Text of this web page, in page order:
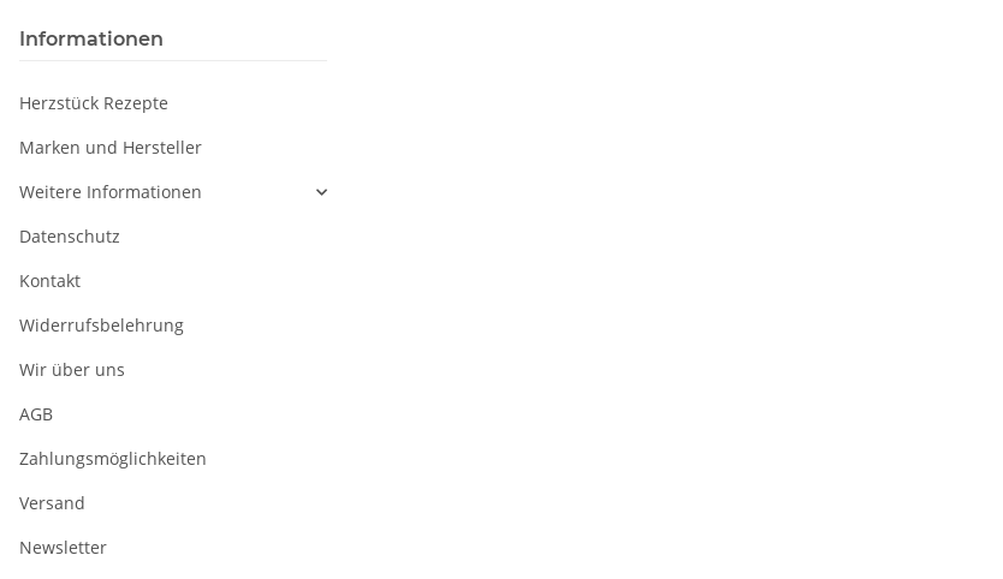
Informationen
Herzstück Rezepte
Marken und Hersteller
Weitere Informationen
Datenschutz
Kontakt
Widerrufsbelehrung
Wir über uns
AGB
Zahlungsmöglichkeiten
Versand
Newsletter